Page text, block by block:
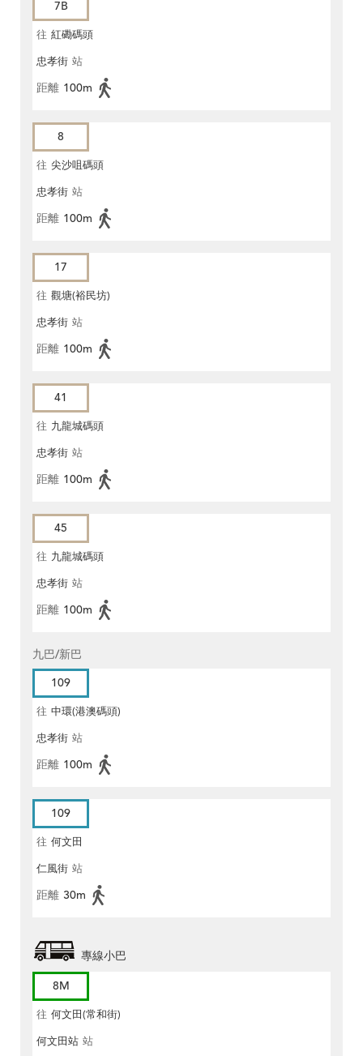
7B
往 紅磡碼頭
忠孝街 站
距離 100m
8
往 尖沙咀碼頭
忠孝街 站
距離 100m
17
往 觀塘(裕民坊)
忠孝街 站
距離 100m
41
往 九龍城碼頭
忠孝街 站
距離 100m
45
往 九龍城碼頭
忠孝街 站
距離 100m
九巴/新巴
109
往 中環(港澳碼頭)
忠孝街 站
距離 100m
109
往 何文田
仁風街 站
距離 30m
專線小巴
8M
往 何文田(常和街)
何文田站 站